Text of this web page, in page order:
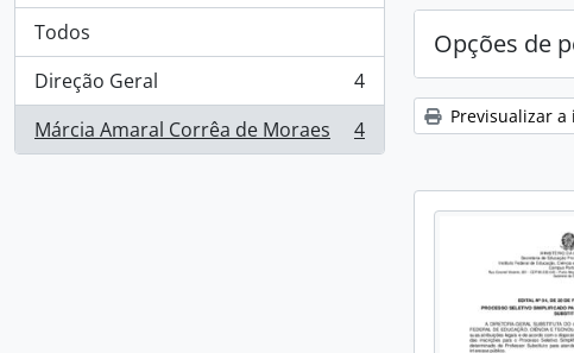
Todos
Direção Geral
, 4 resultados
4
Márcia Amaral Corrêa de Moraes
, 4 resultados 4
Opções de
Previsualizar a